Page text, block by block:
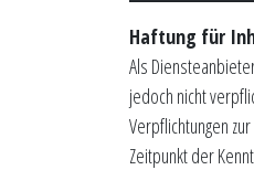
Haftung für
Als
jedoch nicht
Verpflichtungen
Zeitpunkt der